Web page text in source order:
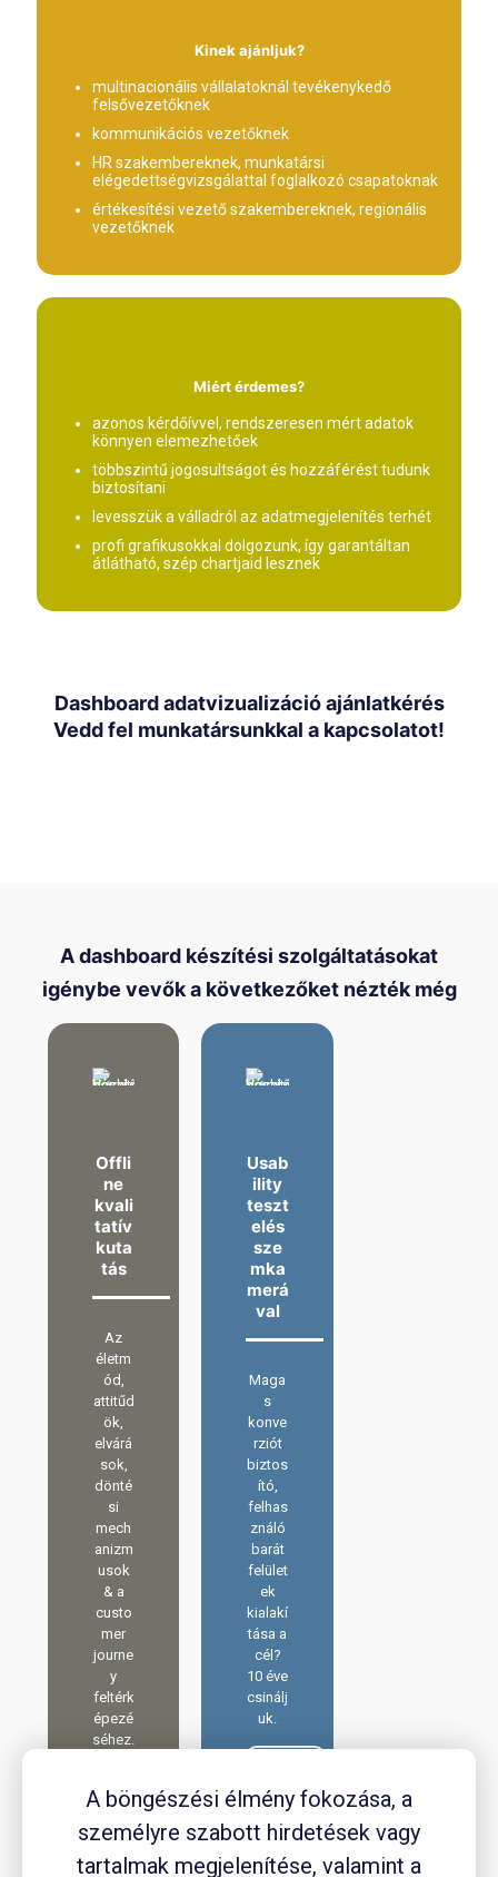
A böngészési élmény fokozása, a
személyre szabott hirdetések vagy
tartalmak megjelenítése, valamint a
Kinek ajánljuk?
multinacionális vállalatoknál tevékenykedő
felsővezetőknek
kommunikációs vezetőknek
HR szakembereknek, munkatársi
elégedettségvizsgálattal foglalkozó csapatoknak
értékesítési vezető szakembereknek, regionális
vezetőknek
Miért érdemes?
azonos kérdőívvel, rendszeresen mért adatok
könnyen elemezhetőek
többszintű jogosultságot és hozzáférést tudunk
biztosítani
levesszük a válladról az adatmegjelenítés terhét
profi grafikusokkal dolgozunk, így garantáltan
átlátható, szép chartjaid lesznek
Dashboard adatvizualizáció ajánlatkérés
Vedd fel munkatársunkkal a kapcsolatot!
A dashboard készítési szolgáltatásokat
igénybe vevők a következőket nézték még
Offli
ne
kvali
tatív
kuta
tás
Az
életm
ód,
attitűd
ök,
elvárá
sok,
dönté
si
mech
anizm
usok
& a
custo
mer
journe
y
feltérk
épezé
séhez.
r
d
k
Usab
ility
teszt
elés
sze
mka
merá
val
Maga
s
konve
rziót
biztos
ító,
felhas
ználó
barát
felület
ek
kialakí
tása a
cél?
10 éve
csinálj
uk.
d
e
e